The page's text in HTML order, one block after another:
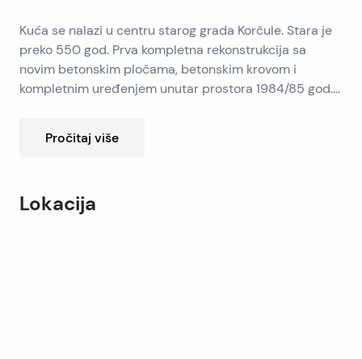
Kuća se nalazi u centru starog grada Korčule. Stara je
preko 550 god. Prva kompletna rekonstrukcija sa
novim betonskim pločama, betonskim krovom i
kompletnim uređenjem unutar prostora 1984/85 god.
stilu, u apartmanima. U prizemlju ima mogućnost
krovne prozore i sa potkrovlja pogled na more sa
Pročitaj više
Lokacija